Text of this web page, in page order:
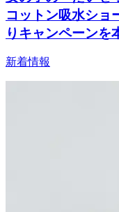
コットン吸水ショ
りキャンペーンを
新着情報